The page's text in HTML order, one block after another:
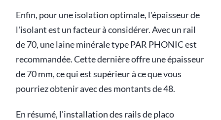
Enfin, pour une isolation optimale, l'épaisseur de
l'isolant est un facteur à considérer. Avec un rail
de 70, une laine minérale type PAR PHONIC est
recommandée. Cette dernière offre une épaisseur
de 70 mm, ce qui est supérieur à ce que vous
pourriez obtenir avec des montants de 48.
En résumé, l'installation des rails de placo